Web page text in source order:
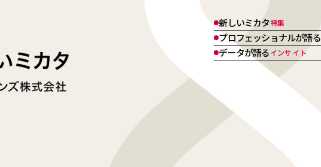
新しいミカタ特集
プロフェッショナルが語る
データが語るインサイト